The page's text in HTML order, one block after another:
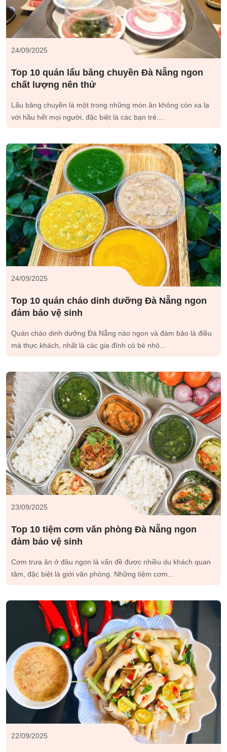
24/09/2025
Top 10 quán lẩu băng chuyền Đà Nẵng ngon
chất lượng nên thử
Lẩu băng chuyền là một trong những món ăn không còn xa lạ
với hầu hết mọi người, đặc biệt là các bạn trẻ....
24/09/2025
Top 10 quán cháo dinh dưỡng Đà Nẵng ngon
đảm bảo vệ sinh
Quán cháo dinh dưỡng Đà Nẵng nào ngon và đảm bảo là điều
mà thực khách, nhất là các gia đình có bé nhỏ...
23/09/2025
Top 10 tiệm cơm văn phòng Đà Nẵng ngon
đảm bảo vệ sinh
Cơm trưa ăn ở đâu ngon là vấn đề được nhiều du khách quan
tâm, đặc biệt là giới văn phòng. Những tiệm cơm...
22/09/2025